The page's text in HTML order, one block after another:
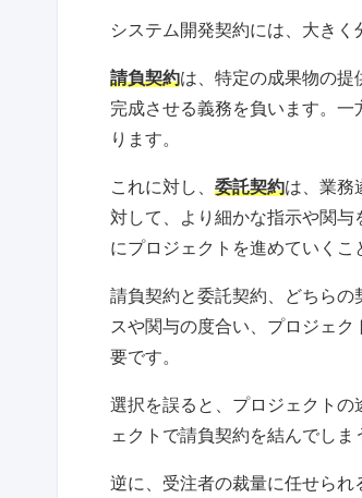
システム開発契約には、大きく
請負契約は、特定の成果物の提
完成させる義務を負います。
ります。
これに対し、 委託契約は、業務
対して、より細かな指示や関
にプロジェクトを進めていくこ
請負契約と委託契約、どちら
スや関与の度合い、プロジェ
要です。
選択を誤ると、プロジェクト
ェクトで請負契約を結んでし
逆に、受注者の裁量に任せら